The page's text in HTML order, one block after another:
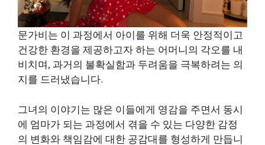
문가비는 이 과정에서 아이를 위해 더욱 안정적이고
건강한 환경을 제공하고자 하는 어머니의 각오를 내
비치며, 과거의 불확실함과 두려움을 극복하려는 의
지를 드러냈습니다.
그녀의 이야기는 많은 이들에게 영감을 주면서 동시
에 엄마가 되는 과정에서 겪을 수 있는 다양한 감정
의 변화와 책임감에 대한 공감대를 형성하게 만듭니